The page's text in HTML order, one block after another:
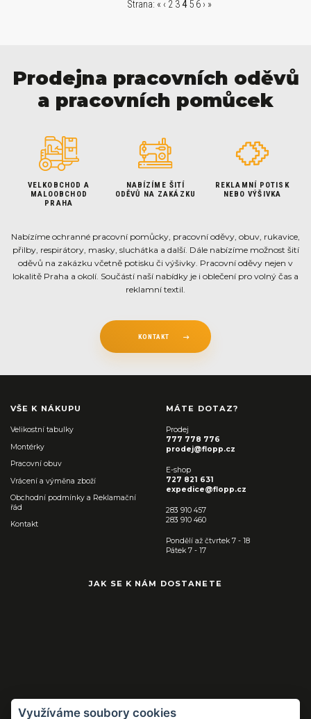
Strana: « ‹ 2 34 5 6 › »
Prodejna pracovních oděvů
a pracovních pomůcek
VELKOBCHOD A
MALOOBCHOD
PRAHA
NABÍZÍME ŠITÍ
ODĚVŮ NA ZAKÁZKU
REKLAMNÍ POTISK
NEBO VÝŠIVKA
Nabízíme ochranné pracovní pomůcky, pracovní oděvy, obuv, rukavice,
přilby, respirátory, masky, sluchátka a další. Dále nabízíme možnost šití
oděvů na zakázku včetně potisku či výšivky. Pracovní oděvy nejen v
lokalitě Praha a okolí. Součástí naší nabídky je i oblečení pro volný čas a
reklamní textil.
KONTAKT
VŠE K NÁKUPU
Velikostní tabulky
Montérky
Pracovní obuv
Vrácení a výměna zboží
Obchodní podmínky a Reklamační
řád
Kontakt
MÁTE DOTAZ?
Prodej
777 778 776
prodej@flopp.cz
E-shop
727 821 631
expedice@flopp.cz
283 910 457
283 910 460
Pondělí až čtvrtek 7 - 18
Pátek 7 - 17
JAK SE K NÁM DOSTANETE
Využíváme soubory cookies